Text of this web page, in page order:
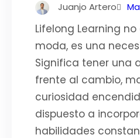
Juanjo Artero
Lifelong Learning
moda, es una
Significa tener una
frente al cambio,
curiosidad
dispuesto a
habilidades